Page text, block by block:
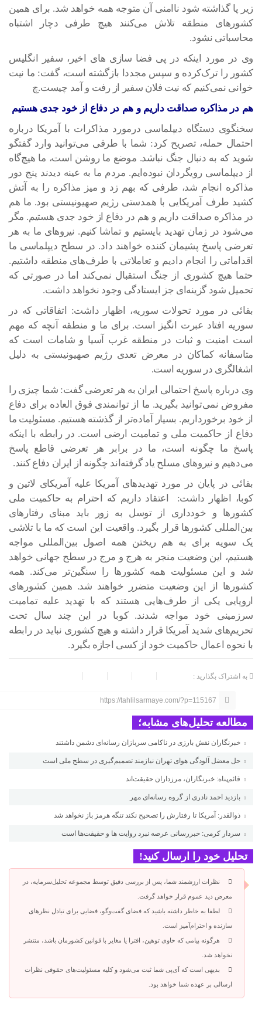
زیر پا گذاشته شود ناامنی آن متوجه همه خواهد شد. برای همین
کشورهای منطقه تلاش می‌کنند هیچ طرفی دچار اشتباه
محاسباتی نشود.
وی در مورد اینکه در پی فضا سازی های اخیر، سفیر انگلیس
کشور را ترک‌کرده و سپس مجددا بازگشته است، گفت: ما نیت
خوانی نمی‌کنیم که نیت فلان سفیر از رفت و آمد چیست.چ
هم در مذاکره صداقت داریم و هم در دفاع از خود جدی هستیم
سخنگوی دستگاه دیپلماسی درمورد مذاکرات با آمریکا درباره
احتمال حمله، تصریح کرد: شما با طرفی می‌توانید وارد گفتگو
شوید که به دنبال جنگ نباشد. موضع ما روشن است، ما هیچ‌گاه
از دیپلماسی رویگردان نبوده‌ایم. مردم ما به عینه دیدند پنج دور
مذاکره انجام شد، طرفی که بهم زد و میز مذاکره را به آتش
کشید طرف آمریکایی با همدستی رژیم صهیونیستی بود. ما هم
در مذاکره صداقت داریم و هم در دفاع از خود جدی هستیم. مگر
می‌شود در زمان تهدید بایستیم و تماشا کنیم. نیروهای ما به هر
تعرضی پاسخ پشیمان کننده خواهند داد. در سطح دیپلماسی ما
اقداماتی را انجام دادیم و تعاملاتی با طرف‌های منطقه داشتیم.
حتما هیچ کشوری از جنگ استقبال نمی‌کند اما در صورتی که
تحمیل شود گزینه‌ای جز ایستادگی وجود نخواهد داشت.
بقائی در مورد تحولات سوریه، اظهار داشت: اتفاقاتی که در
سوریه افتاد عبرت انگیز است. برای ما و منطقه آنچه که مهم
است امنیت و ثبات در منطقه غرب آسیا و شامات است که
متاسفانه کماکان در معرض تعدی رژیم صهیونیستی به دلیل
اشغالگری در سوریه است.
وی درباره پاسخ احتمالی ایران به هر تعرضی گفت: شما چیزی را
مفروض نمی‌توانید بگیرید. ما از توانمندی فوق العاده برای دفاع
از خود برخورداریم. بسیار آماده‌تر از گذشته هستیم. مسئولیت ما
دفاع از حاکمیت ملی و تمامیت ارضی است. در رابطه با اینکه
پاسخ ما چگونه است، ما در برابر هر تعرضی قاطع پاسخ
می‌دهیم و نیروهای مسلح یاد گرفته‌اند چگونه از ایران دفاع کنند.
بقائی در پایان در مورد تهدیدهای آمریکا علیه آمریکای لاتین و
کوبا، اظهار داشت: اعتقاد داریم که احترام به حاکمیت ملی
کشورها و خودداری از توسل به زور باید مبنای رفتارهای
بین‌المللی کشورها قرار بگیرد. واقعیت این است که ما با تلاشی
یک سویه برای به هم ریختن همه اصول بین‌المللی مواجه
هستیم، این وضعیت منجر به هرج و مرج در سطح جهانی خواهد
شد و این مسئولیت همه کشورها را سنگین‌تر می‌کند. همه
کشورها از این وضعیت متضرر خواهند شد. همین کشورهای
اروپایی یکی از طرف‌هایی هستند که با تهدید علیه تمامیت
سرزمینی خود مواجه شدند. کوبا در این چند سال تحت
تحریم‌های شدید آمریکا قرار داشته و هیچ کشوری نباید در رابطه
با نحوه اعمال حاکمیت خود از کسی اجازه بگیرد.
به اشتراک بگذارید :
https://tahlilsarmaye.com/?p=115167
مطالعه تحلیل‌های مشابه؛
خبرنگاران نقش بارزی در ناکامی سربازان رسانه‌ای دشمن داشتند
حل معضل آلودگی هوای تهران نیازمند تصمیم‌گیری در سطح ملی است
قائم‌پناه: ‏خبرنگاران، مرزداران حقیقت‌اند
بازدید احمد نادری از گروه رسانه‌ای مهر
ذوالقدر: آمریکا تا رفتارش را تصحیح نکند تنگه هرمز باز نخواهد شد
سردار کرمی: خبررسانی عرصه نبرد روایت ها و حقیقت‌ها است
تحلیل خود را ارسال کنید!
نظرات ارزشمند شما، پس از بررسی دقیق توسط مجموعه تحلیل‌سرمایه، در
معرض دید عموم قرار خواهد گرفت.
لطفا به خاطر داشته باشید که فضای گفت‌وگو، فضایی برای تبادل نظرهای
سازنده و احترام‌آمیز است.
هرگونه پیامی که حاوی توهین، افترا یا مغایر با قوانین کشورمان باشد، منتشر
نخواهد شد.
بدیهی است که آی‌پی شما ثبت می‌شود و کلیه مسئولیت‌های حقوقی نظرات
ارسالی بر عهده شما خواهد بود.